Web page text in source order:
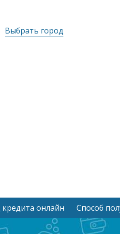
Выбрать город
онлайн Способ